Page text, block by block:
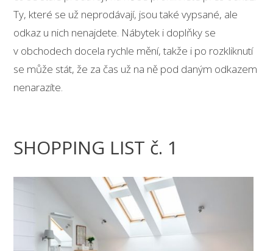
Ty, které se už neprodávají, jsou také vypsané, ale
odkaz u nich nenajdete. Nábytek i doplňky se
v obchodech docela rychle mění, takže i po rozkliknutí
se může stát, že za čas už na ně pod daným odkazem
nenarazíte.
SHOPPING LIST č. 1